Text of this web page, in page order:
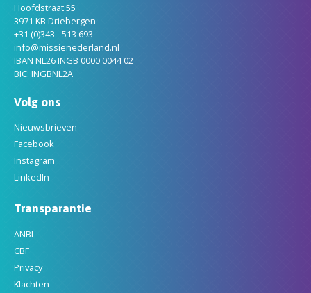
Hoofdstraat 55
3971 KB Driebergen
+31 (0)343 - 513 693
info@missienederland.nl
IBAN NL26 INGB 0000 0044 02
BIC: INGBNL2A
Volg ons
Nieuwsbrieven
Facebook
Instagram
LinkedIn
Transparantie
ANBI
CBF
Privacy
Klachten